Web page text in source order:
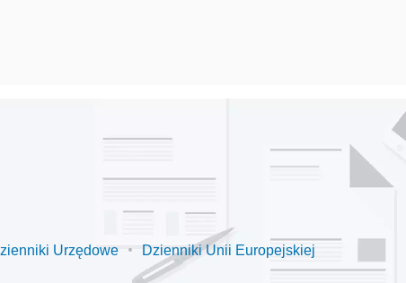
Urzędowe Dzienniki Unii Europejskiej